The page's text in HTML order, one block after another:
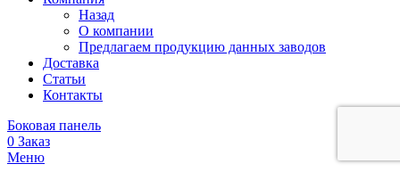
Назад
О компании
Предлагаем продукцию данных заводов
Доставка
Статьи
Контакты
Боковая панель
0 Заказ
Меню